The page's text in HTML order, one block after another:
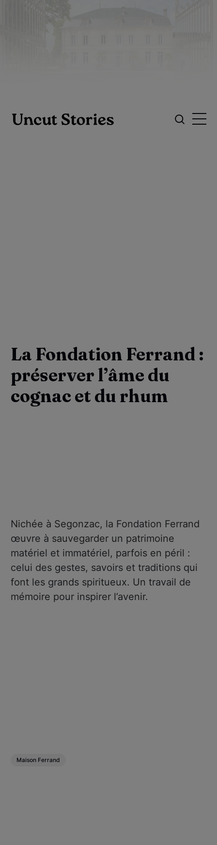
La Fondation Ferrand :
préserver l’âme du
cognac et du rhum
Nichée à Segonzac, la Fondation Ferrand
œuvre à sauvegarder un patrimoine
matériel et immatériel, parfois en péril :
celui des gestes, savoirs et traditions qui
font les grands spiritueux. Un travail de
mémoire pour inspirer l’avenir.
Maison Ferrand